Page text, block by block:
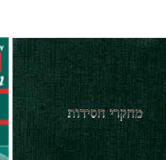
עמנואל אטקס דוד אסף
עמנואל אטקס
דוד אסף